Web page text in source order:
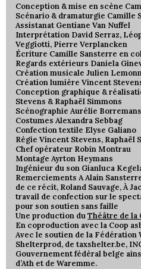
Conception & mise en scène
Scénario & dramaturgie Camille
Assistanat Gentiane Van Nuffel
Interprétation David Serraz,
Veggiotti, Pierre Verplancken
Écriture Camille Sansterre en
Regards extérieurs Daniela
Création musicale Julien
Création lumière Vincent
Conception graphique &
Stevens & Raphaël Simmons
Scénographie Aurélie Borremans
Costumes Alexandra Sebbag
Confection textile Elyse Galiano
Régie Vincent Stevens, Raphaël
Chef opérateur Robin Montrau
Montage Ayrton Heymans
Ingénieur du son Gianluca
Remerciements A Alain
de ce récit, Roland Sauvage, À
travail de confection sur le
pour son soutien sans faille
Une production duThéâtre de la
En coproduction avec la Coop
Avec le soutien de la Fédération
Shelterprod, de taxshelter.be,
Gouvernement fédéral belge
d’Ath et de Waremme.